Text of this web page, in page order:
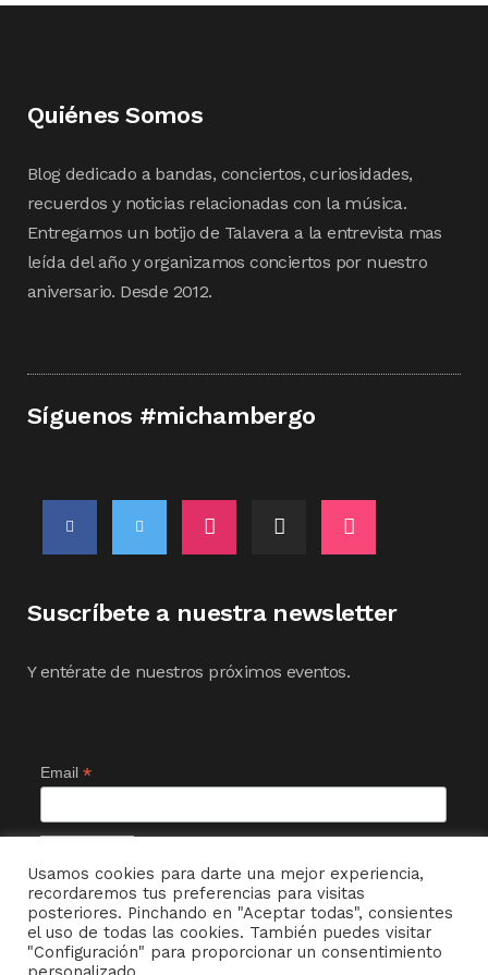
Quiénes Somos
Blog dedicado a bandas, conciertos, curiosidades,
recuerdos y noticias relacionadas con la música.
Entregamos un botijo de Talavera a la entrevista mas
leída del año y organizamos conciertos por nuestro
aniversario. Desde 2012.
Síguenos #michambergo
Suscríbete a nuestra newsletter
Y entérate de nuestros próximos eventos.
Email *
Usamos cookies para darte una mejor experiencia,
recordaremos tus preferencias para visitas
posteriores. Pinchando en "Aceptar todas", consientes
el uso de todas las cookies. También puedes visitar
"Configuración" para proporcionar un consentimiento